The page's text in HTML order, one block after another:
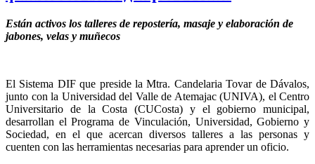
Están activos los talleres de repostería, masaje y elaboración de
jabones, velas y muñecos
El Sistema DIF que preside la Mtra. Candelaria Tovar de Dávalos,
junto con la Universidad del Valle de Atemajac (UNIVA), el Centro
Universitario de la Costa (CUCosta) y el gobierno municipal,
desarrollan el Programa de Vinculación, Universidad, Gobierno y
Sociedad, en el que acercan diversos talleres a las personas y
cuenten con las herramientas necesarias para aprender un oficio.